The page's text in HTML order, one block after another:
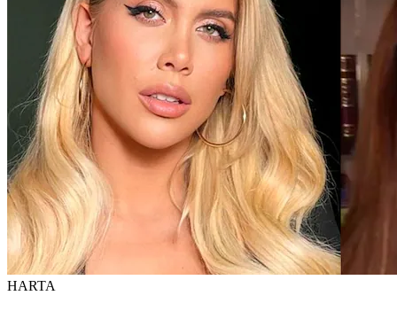
HARTA